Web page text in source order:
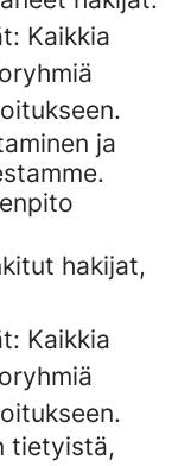
Kaikkia
ja
hakijat,
Kaikkia
tietyistä,